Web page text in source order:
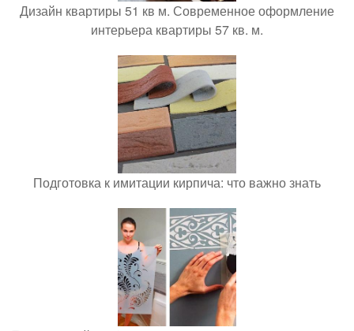
Дизайн квартиры 51 кв м. Современное оформление
интерьера квартиры 57 кв. м.
Подготовка к имитации кирпича: что важно знать